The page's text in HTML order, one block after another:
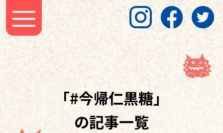
「#今帰仁黒糖」
の記事一覧